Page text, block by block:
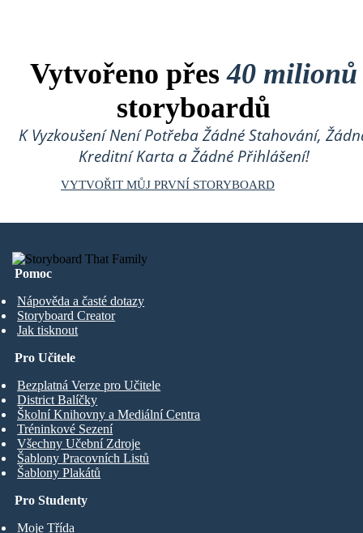
Vytvořeno přes40 milionů
storyboardů
K Vyzkoušení Není Potřeba Žádné Stahování,
Kreditní Karta a Žádné Přihlášení!
VYTVOŘIT MŮJ PRVNÍ STORYBOARD
Pomoc
Nápověda a časté dotazy
Storyboard Creator
Jak tisknout
Pro Studenty
Moje Třída
Pro Učitele
Bezplatná Verze pro Učitele
District Balíčky
Školní Knihovny a Mediální Centra
Tréninkové Sezení
Všechny Učební Zdroje
Šablony Pracovních Listů
Šablony Plakátů